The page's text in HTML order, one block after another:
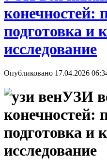
конечностей:
подготовка и
исследование
Опубликовано 17.04.2026
УЗИ
конечностей:
подготовка и
исследование